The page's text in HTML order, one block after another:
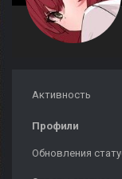
Активность
Профили
Обновления